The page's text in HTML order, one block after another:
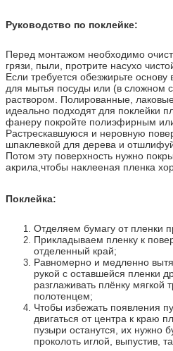
Руководство по поклейке:
Перед монтажом необходимо
грязи, пыли, протрите насухо
Если требуется обезжирьте основу
для мытья посуды или (в сложном
раствором. Полированные,
идеально подходят для поклейки
фанеру покройте полиэфирным
Растрескавшуюся и неровную
шпаклевкой для дерева и
Потом эту поверхность нужно
акрила,чтобы наклееная пленка
Поклейка:
Отделяем бумагу от пленки
Прикладываем пленку к
отделенный край;
Равномерно и медленно
рукой с оставшейся пленки
разглаживать плёнку мягкой
полотенцем;
Чтобы избежать появления
двигаться от центра к краю
пузыри останутся, их нужно
проколоть иглой, выпустив,